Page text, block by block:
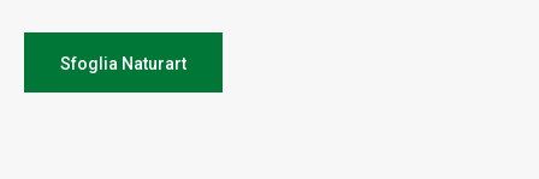
Sfoglia Naturart